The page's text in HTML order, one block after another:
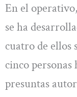
En el
se ha
cuatro de ellos
cinco personas
presuntas